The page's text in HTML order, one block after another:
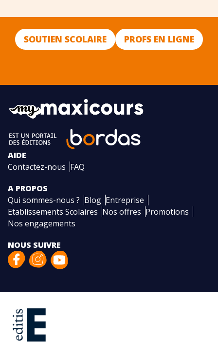
SOUTIEN SCOLAIRE PROFS EN LIGNE
AIDE
Contactez-nous FAQ
A PROPOS
Qui sommes-nous ? Blog Entreprise
Etablissements Scolaires Nos offres Promotions
Nos engagements
NOUS SUIVRE